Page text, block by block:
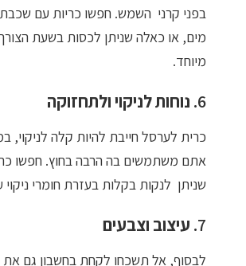
בפני קרני השמש. חפשו כריות עם
מים, או כאלה שניתן לכסות בשעת
מיוחד.
6. נוחות לניקוי ולתחזוקה
כרית לערסל חייבת להיות קלה לניקוי,
אתם משתמשים בה הרבה בחוץ. חפשו
שניתן לנקות בקלות בעזרת חומרי ניקוי
7. עיצוב וצבעים
לבסוף, אל תשכחו לקחת בחשבון גם את